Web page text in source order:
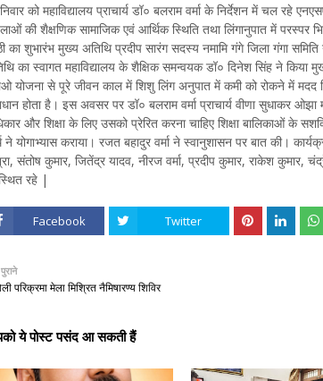
को महाविद्यालय प्राचार्य डॉ० बलराम वर्मा के निर्देशन में चल रहे
की शैक्षणिक सामाजिक एवं आर्थिक स्थिति तथा लिंगानुपात में परस्पर
का शुभारंभ मुख्य अतिथि प्रदीप सारंग सदस्य नमामि गंगे जिला गंगा
का स्वागत महाविद्यालय के शैक्षिक समन्वयक डॉ० दिनेश सिंह ने किया
योजना से पूरे जीवन काल में शिशु लिंग अनुपात में कमी को रोकने में
होता है। इस अवसर पर डॉ० बलराम वर्मा प्राचार्य वीणा सुधाकर
और शिक्षा के लिए उसको प्रेरित करना चाहिए शिक्षा बालिकाओं के
ने योगाभ्यास कराया। रजत बहादुर वर्मा ने स्वानुशासन पर बात की।
संतोष कुमार, जितेंद्र यादव, नीरज वर्मा, प्रदीप कुमार, राकेश कुमार,
रहे |
Facebook Twitter
पुराने
परिक्रमा मेला मिश्रित नैमिषारण्य शिविर
ये पोस्ट पसंद आ सकती हैं